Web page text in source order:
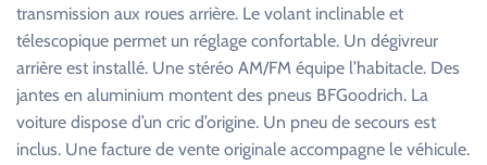
transmission aux roues arrière. Le volant inclinable et
télescopique permet un réglage confortable. Un dégivreur
arrière est installé. Une stéréo AM/FM équipe l’habitacle. Des
jantes en aluminium montent des pneus BFGoodrich. La
voiture dispose d’un cric d’origine. Un pneu de secours est
inclus. Une facture de vente originale accompagne le véhicule.